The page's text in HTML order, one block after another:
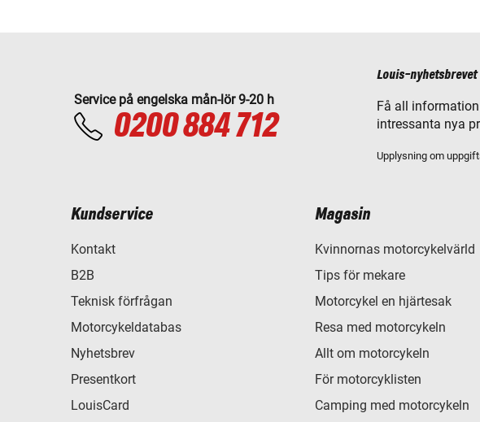
Service på engelska mån-lör 9-20 h
0200 884 712
Louis-nyhetsbrevet
Få all
intressanta nya
Upplysning om
Kundservice
Kontakt
B2B
Teknisk förfrågan
Motorcykeldatabas
Nyhetsbrev
Presentkort
LouisCard
Magasin
Kvinnornas motorcykelvärld
Tips för mekare
Motorcykel en hjärtesak
Resa med motorcykeln
Allt om motorcykeln
För motorcyklisten
Camping med motorcykeln